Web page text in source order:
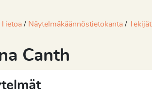
Tietoa Näytelmäkäännöstietokanta Tekijät
Canth